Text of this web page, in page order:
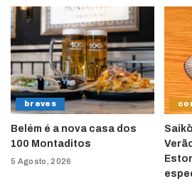
breves
Belém é a nova casa dos
100 Montaditos
5 Agosto, 2026